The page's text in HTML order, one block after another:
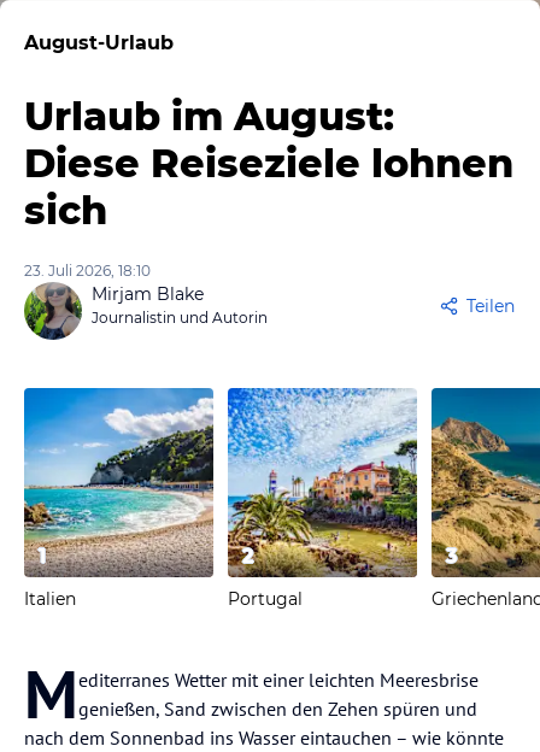
August-Urlaub
Urlaub im August:
Diese Reiseziele lohnen
sich
23. Juli 2026, 18:10
Mirjam Blake
Journalistin und Autorin
Teilen
1
Italien
2
Portugal
3
Mediterranes Wetter mit einer leichten Meeresbrise
genießen, Sand zwischen den Zehen spüren und
nach dem Sonnenbad ins Wasser eintauchen – wie könnte